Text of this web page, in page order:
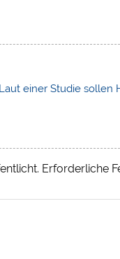
Laut einer Studie sollen
Erforderliche